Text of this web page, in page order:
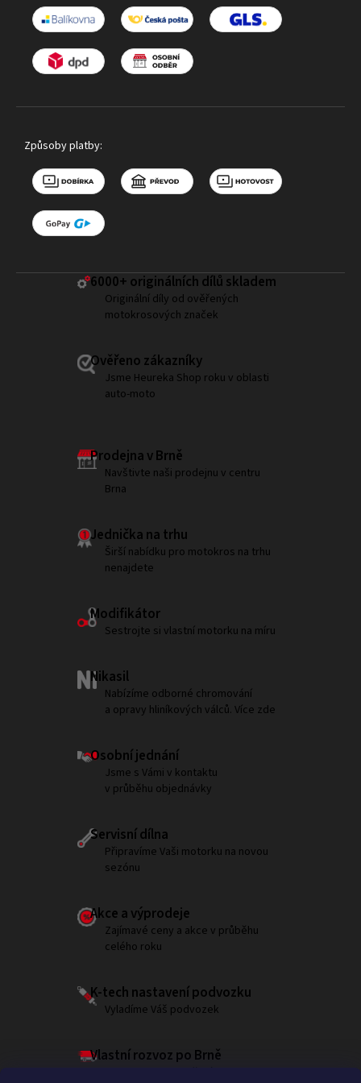
Způsoby platby:
6000+ ​originálních dílů skladem
Originální díly od ověřených
motokrosových značek
Ověřeno zákazníky
Jsme Heureka Shop roku v oblasti
auto-moto
Prodejna v Brně
Navštivte naši prodejnu v centru
Brna
Jednička na trhu
Širší nabídku pro motokros na trhu
nenajdete
Modifikátor
Sestrojte si vlastní motorku na míru
Nikasil
Nabízíme odborné chromování
a opravy hliníkových válců. Více zde
Osobní jednání
Jsme s Vámi v kontaktu
v průběhu objednávky
Servisní dílna
Připravíme Vaši motorku na novou
sezónu
Akce a výprodeje
Zajímavé ceny a akce v průběhu
celého roku
K-tech nastavení podvozku
Vyladíme Váš podvozek
Vlastní rozvoz po Brně
Garantujeme doručení do 180 minut